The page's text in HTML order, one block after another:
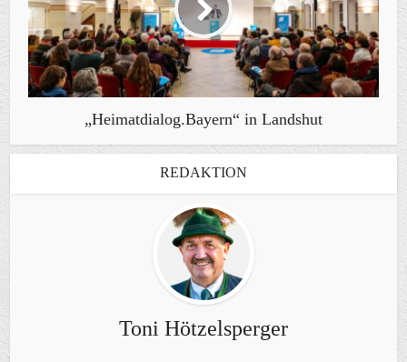
„Heimatdialog.Bayern“ in Landshut
REDAKTION
Toni Hötzelsperger